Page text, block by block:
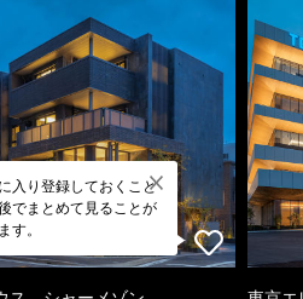
入り登録しておくこと
でまとめて見ることが
す。